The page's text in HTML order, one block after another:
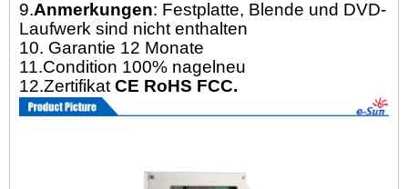
9.Anmerkungen: Festplatte, Blende und DVD-
Laufwerk sind nicht enthalten
10. Garantie 12 Monate
11.Condition 100% nagelneu
12.ZertifikatCE RoHS FCC.